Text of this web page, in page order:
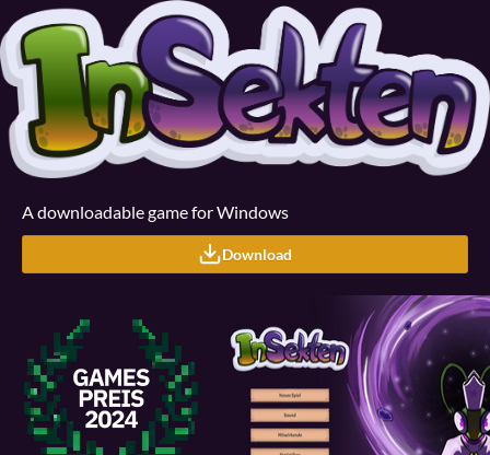
A downloadable game for Windows
Download